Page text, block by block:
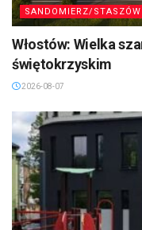
SANDOMIERZ/
Włostów: Wielka
świętokrzyskim
2026-08-07